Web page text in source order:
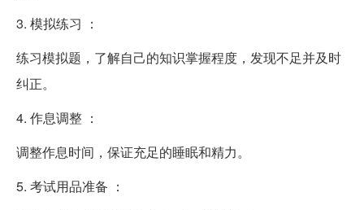
3. 模拟练习 ：
练习模拟题，了解自己的知识掌握程度，发现不足并及时
纠正。
4. 作息调整 ：
调整作息时间，保证充足的睡眠和精力。
5. 考试用品准备 ：